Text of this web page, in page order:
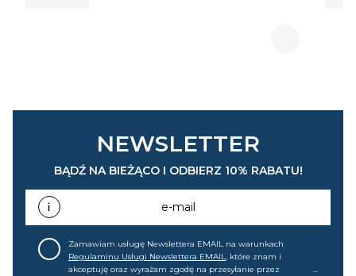
NEWSLETTER
BĄDŹ NA BIEŻĄCO I ODBIERZ 10% RABATU!
e-mail
Zamawiam usługę Newslettera EMAIL na warunkach
Regulaminu Usługi Newslettera EMAIL, które znam i
akceptuję oraz wyrażam zgodę na przesyłanie przez